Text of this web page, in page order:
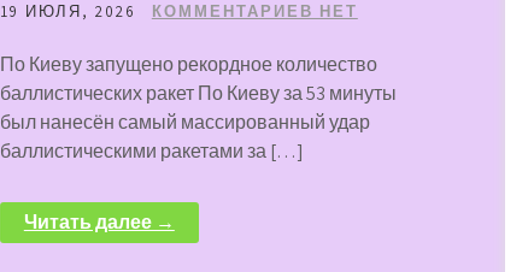
19 ИЮЛЯ, 2026 КОММЕНТАРИЕВ НЕТ
По Киеву запущено рекордное количество
баллистических ракет По Киеву за 53 минуты
был нанесён самый массированный удар
баллистическими ракетами за […]
Читать далее →